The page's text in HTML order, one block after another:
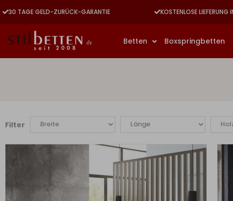
30 TAGE GELD-ZURÜCK-GARANTIE KOSTENLOSE LIEFERUNG
Betten Boxspringbetten
Filter